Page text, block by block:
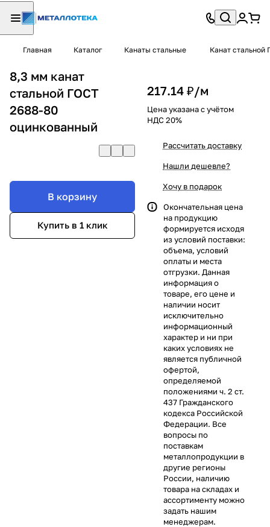
Главная Каталог Канаты стальные Канат стальной
8,3 мм канат
стальной ГОСТ
2688-80
оцинкованный
В корзину
Купить в 1 клик
217.14 ₽/м
Цена указана с учётом
НДС 20%
Рассчитать доставку
Нашли дешевле?
Хочу в подарок
Окончательная цена
на продукцию
формируется исходя
из условий поставки:
объема, условий
оплаты и места
отгрузки. Данная
информация о
товаре, его цене и
наличии носит
исключительно
информационный
характер и ни при
каких условиях не
является публичной
офертой,
определяемой
положениями ч. 2 ст.
437 Гражданского
кодекса Российской
Федерации. Все
вопросы по
поставкам
металлопродукции в
другие регионы
России, наличию
товара на складах и
ассортименту можно
задать нашим
менеджерам.